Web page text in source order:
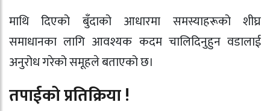
माथि दिएको बुँदाको आधारमा समस्याहरूको शीघ्र
समाधानका लागि आवश्यक कदम चालिदिनुहुन वडालाई
अनुरोध गरेको समूहले बताएको छ।
तपाईको प्रतिक्रिया !